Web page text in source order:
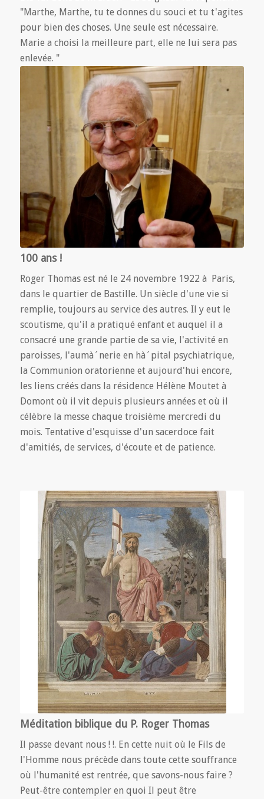
"Marthe, Marthe, tu te donnes du souci et tu t'agites
pour bien des choses. Une seule est nécessaire.
Marie a choisi la meilleure part, elle ne lui sera pas
enlevée. "
100 ans !
Roger Thomas est né le 24 novembre 1922 à Paris,
dans le quartier de Bastille. Un siècle d'une vie si
remplie, toujours au service des autres. Il y eut le
scoutisme, qu'il a pratiqué enfant et auquel il a
consacré une grande partie de sa vie, l'activité en
paroisses, l'aumà´nerie en hà´pital psychiatrique,
la Communion oratorienne et aujourd'hui encore,
les liens créés dans la résidence Hélène Moutet à
Domont où il vit depuis plusieurs années et où il
célèbre la messe chaque troisième mercredi du
mois. Tentative d'esquisse d'un sacerdoce fait
d'amitiés, de services, d'écoute et de patience.
Méditation biblique du P. Roger Thomas
Il passe devant nous ! !. En cette nuit où le Fils de
l'Homme nous précède dans toute cette souffrance
où l'humanité est rentrée, que savons-nous faire ?
Peut-être contempler en quoi Il peut être